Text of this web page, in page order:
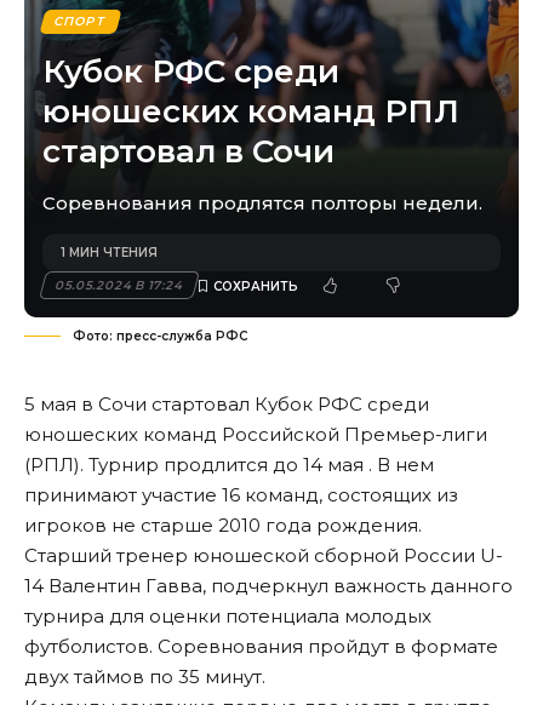
СПОРТ
Кубок РФС среди
юношеских команд РПЛ
стартовал в Сочи
Соревнования продлятся полторы недели.
05.05.2024 В 17:24
1 МИН ЧТЕНИЯ
Фото: пресс-служба РФС
5 мая в Сочи стартовал Кубок РФС среди
юношеских команд Российской Премьер-лиги
(РПЛ). Турнир продлится до 14 мая . В нем
принимают участие 16 команд, состоящих из
игроков не старше 2010 года рождения.
Старший тренер юношеской сборной России U-
14 Валентин Гавва, подчеркнул важность данного
турнира для оценки потенциала молодых
футболистов. Соревнования пройдут в формате
двух таймов по 35 минут.